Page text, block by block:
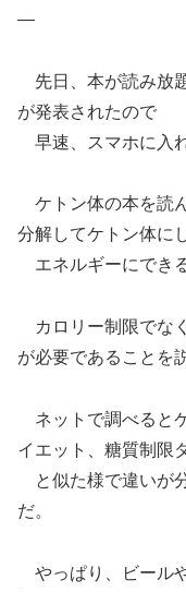
—
先日、本が読み放
が発表されたので
早速、スマホに入
ケトン体の本を読
分解してケトン体に
エネルギーにでき
カロリー制限でな
が必要であることを
ネットで調べると
イエット、糖質制限
と似た様で違いが
だ。
やっぱり、ビール